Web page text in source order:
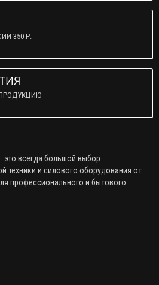
350 Р.
это всегда большой выбор
техники и силового оборудования от
профессионального и бытового